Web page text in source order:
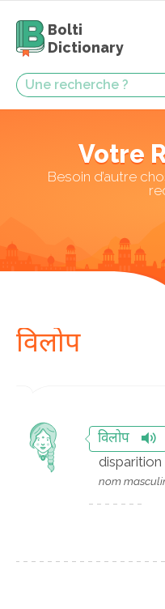
Bolti
Dictionary
Votre
Besoin d’autre
विलोप
विलोप
disparition
nom